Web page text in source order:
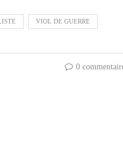
VIOL DE GUERRE
0